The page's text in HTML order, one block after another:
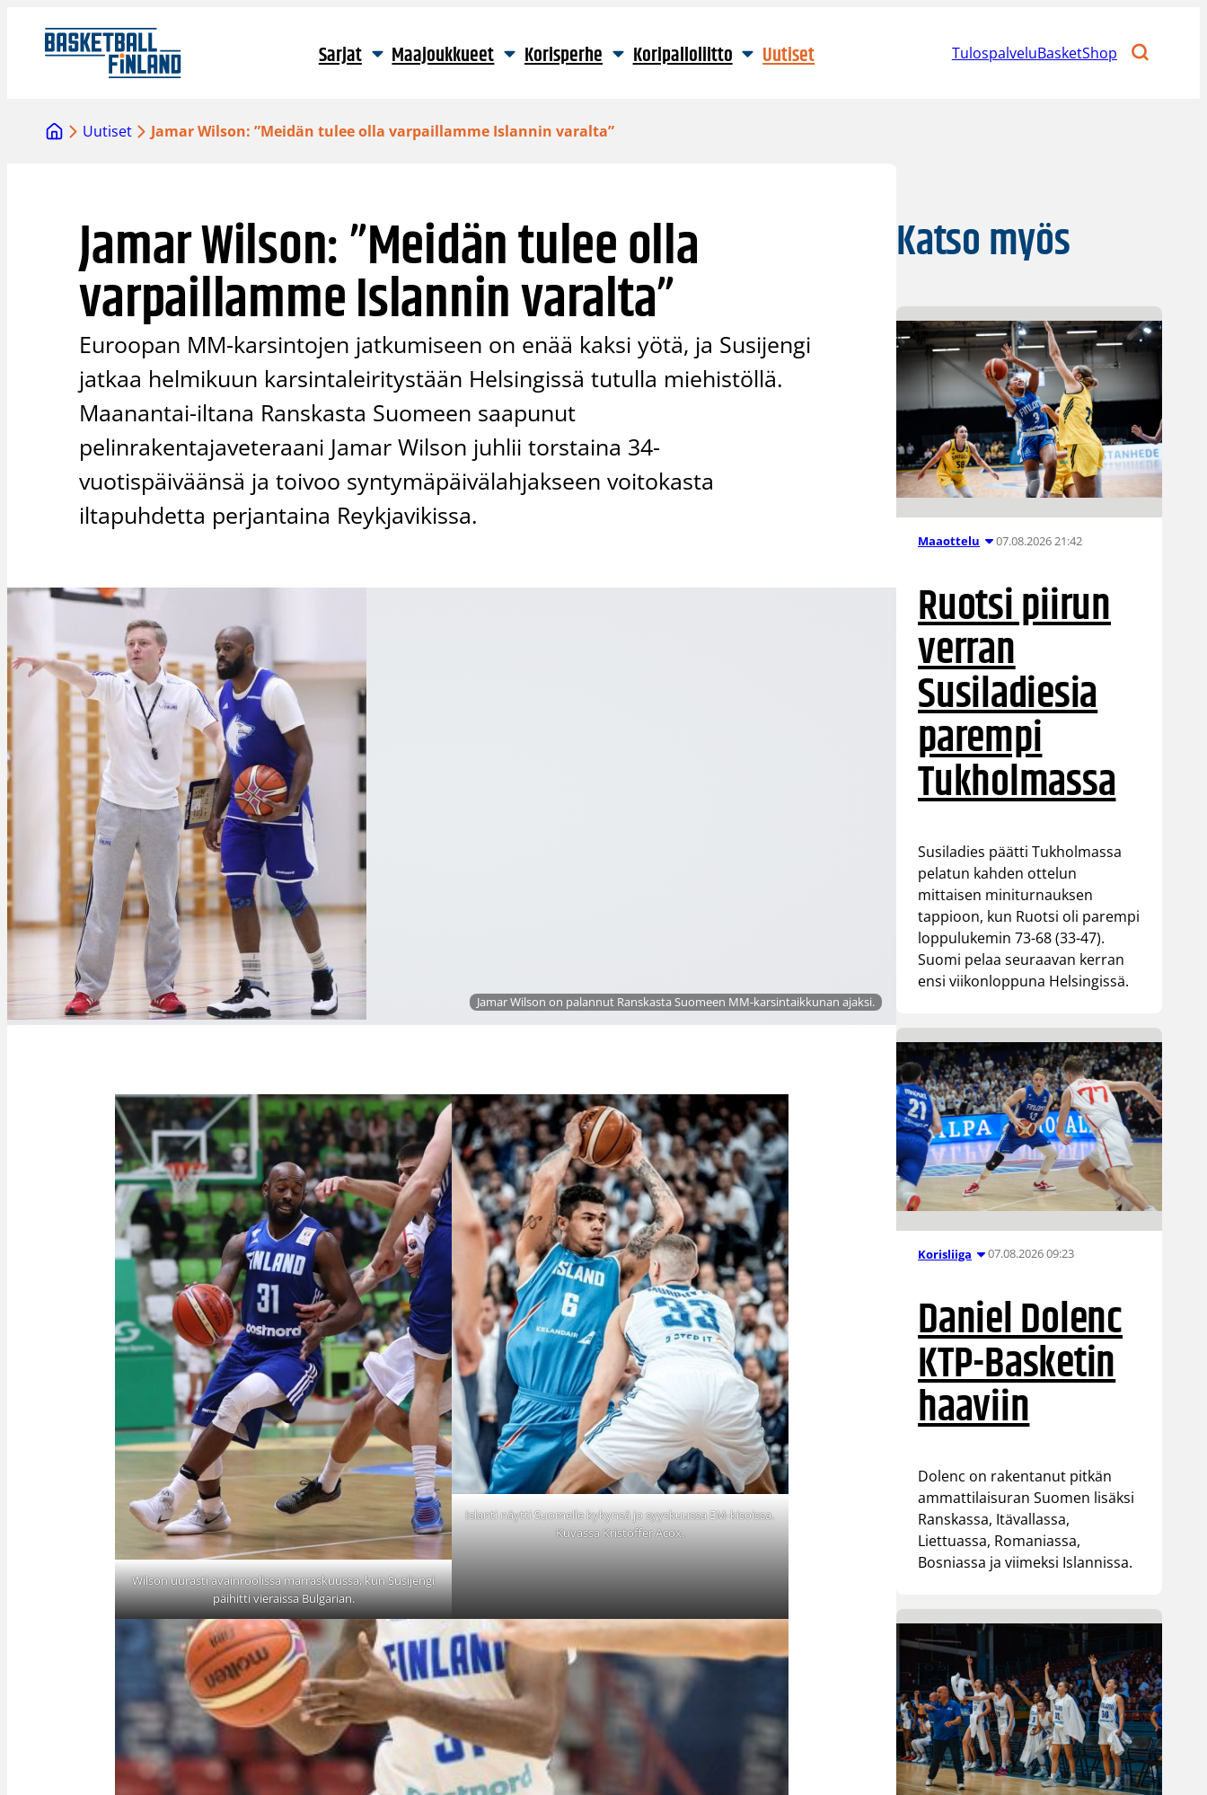
sisältöön
Sarjat Maajoukkueet Korisperhe Koripalloliitto Uutiset TulospalveluBasketShop
Uutiset Jamar Wilson: ”Meidän tulee olla varpaillamme Islannin varalta”
Jamar Wilson: ”Meidän tulee olla
varpaillamme Islannin varalta”
Euroopan MM-karsintojen jatkumiseen on enää kaksi yötä, ja Susijengi
jatkaa helmikuun karsintaleiritystään Helsingissä tutulla miehistöllä.
Maanantai-iltana Ranskasta Suomeen saapunut
pelinrakentajaveteraani Jamar Wilson juhlii torstaina 34-
vuotispäiväänsä ja toivoo syntymäpäivälahjakseen voitokasta
iltapuhdetta perjantaina Reykjavikissa.
Jamar Wilson on palannut Ranskasta Suomeen MM-karsintaikkunan ajaksi.
Wilson uurasti avainroolissa marraskuussa, kun Susijengi
päihitti vieraissa Bulgarian.
Islanti näytti Suomelle kykynsä jo syyskuussa EM-kisoissa.
Kuvassa Kristoffer Acox.
Katso myös
Maaottelu 07.08.2026 21:42
Ruotsi piirun
verran
Susiladiesia
parempi
Tukholmassa
Susiladies päätti Tukholmassa
pelatun kahden ottelun
mittaisen miniturnauksen
tappioon, kun Ruotsi oli parempi
loppulukemin 73-68 (33-47).
Suomi pelaa seuraavan kerran
ensi viikonloppuna Helsingissä.
Korisliiga 07.08.2026 09:23
Daniel Dolenc
KTP-Basketin
haaviin
Dolenc on rakentanut pitkän
ammattilaisuran Suomen lisäksi
Ranskassa, Itävallassa,
Liettuassa, Romaniassa,
Bosniassa ja viimeksi Islannissa.